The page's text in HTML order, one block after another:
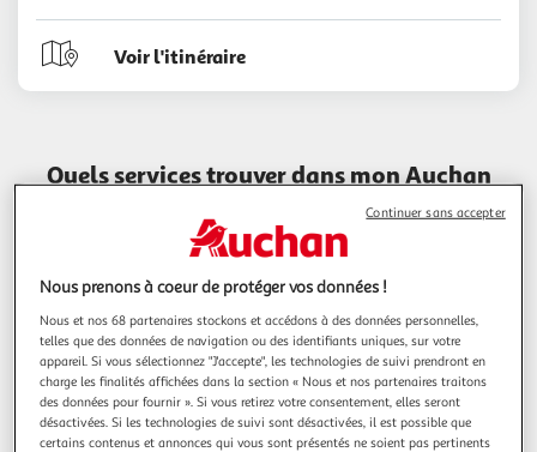
Voir l'itinéraire
Quels services trouver dans mon Auchan
Hypermarché Grasse ?
Traiteur
Retrait Marchandises
Nous prenons à coeur de protéger vos données !
Nous et nos 68 partenaires stockons et accédons à des données personnelles,
telles que des données de navigation ou des identifiants uniques, sur votre
appareil. Si vous sélectionnez "J'accepte", les technologies de suivi prendront en
charge les finalités affichées dans la section « Nous et nos partenaires traitons
des données pour fournir ». Si vous retirez votre consentement, elles seront
désactivées. Si les technologies de suivi sont désactivées, il est possible que
certains contenus et annonces qui vous sont présentés ne soient pas pertinents
Continuer sans accepter